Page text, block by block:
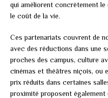
qui améliorent concrètement
le coût de la vie.
Ces partenariats couvrent de
avec des réductions dans une
proches des campus, culture
cinémas et théâtres niçois, ou
prix réduits dans certaines
proximité proposent